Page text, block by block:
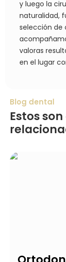
y luego la
naturalidad,
selección de
valoras
en el lugar
Blog dental
Estos